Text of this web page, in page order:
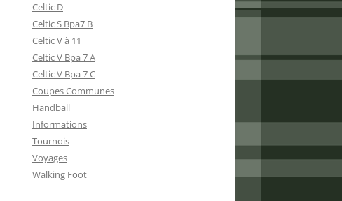
Celtic D
Celtic S Bpa7 B
Celtic V à 11
Celtic V Bpa 7 A
Celtic V Bpa 7 C
Coupes Communes
Handball
Informations
Tournois
Voyages
Walking Foot